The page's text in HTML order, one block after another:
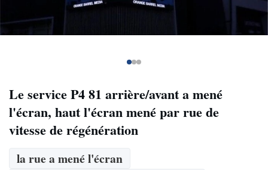
Le service P4 81 arrière/avant a mené
l'écran, haut l'écran mené par rue de
vitesse de régénération
la rue a mené l'écran